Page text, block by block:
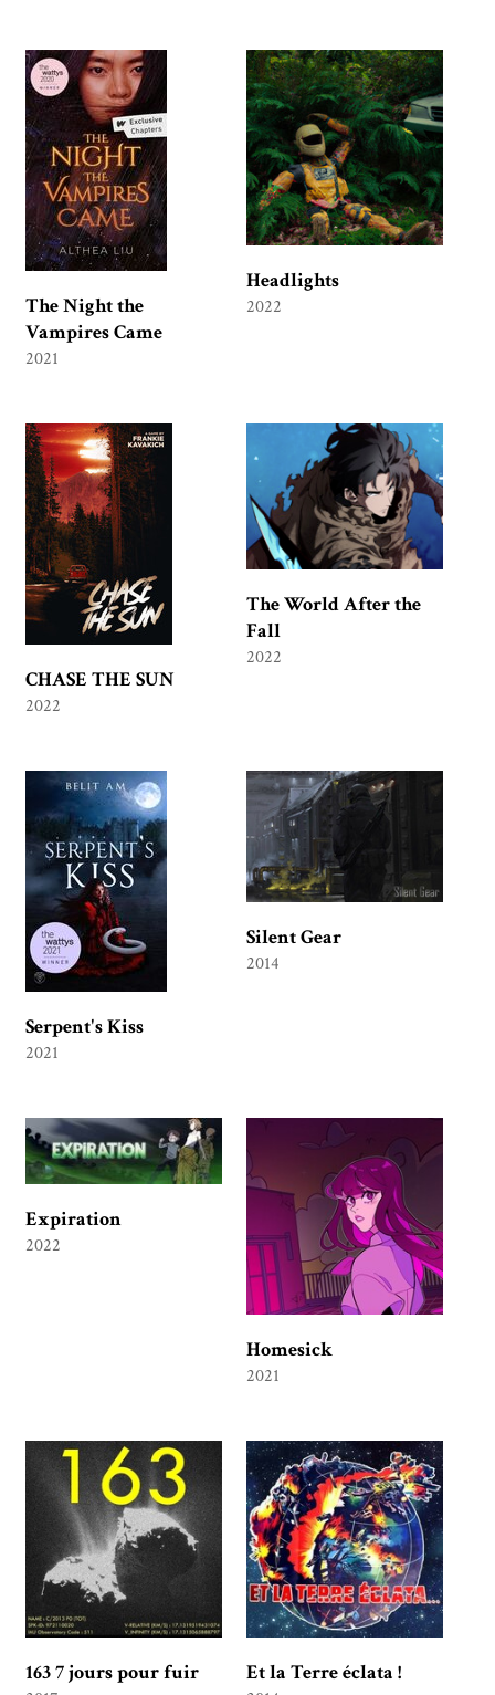
The Night the
Vampires Came
2021
Headlights
2022
CHASE THE SUN
2022
The World After the
Fall
2022
Serpent's Kiss
2021
Silent Gear
2014
Expiration
2022
Homesick
2021
163 7 jours pour fuir Et la Terre éclata !